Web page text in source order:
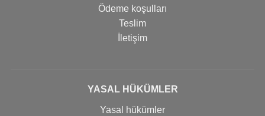
Ödeme koşulları
Teslim
İletişim
YASAL HÜKÜMLER
Yasal hükümler